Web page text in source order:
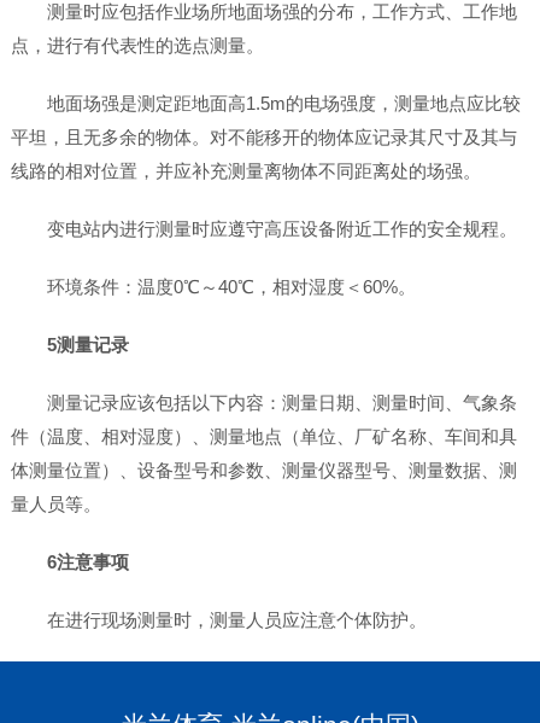
测量时应包括作业场所地面场强的分布，工作方式、工作地
点，进行有代表性的选点测量。
地面场强是测定距地面高1.5m的电场强度，测量地点应比较
平坦，且无多余的物体。对不能移开的物体应记录其尺寸及其与
线路的相对位置，并应补充测量离物体不同距离处的场强。
变电站内进行测量时应遵守高压设备附近工作的安全规程。
环境条件：温度0℃～40℃，相对湿度＜60%。
5测量记录
测量记录应该包括以下内容：测量日期、测量时间、气象条
件（温度、相对湿度）、测量地点（单位、厂矿名称、车间和具
体测量位置）、设备型号和参数、测量仪器型号、测量数据、测
量人员等。
6注意事项
在进行现场测量时，测量人员应注意个体防护。